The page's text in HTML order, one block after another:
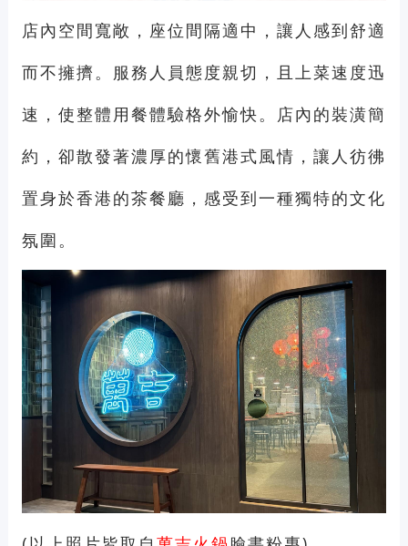
店內空間寬敞，座位間隔適中，讓人感到舒適
而不擁擠。服務人員態度親切，且上菜速度迅
速，使整體用餐體驗格外愉快。店內的裝潢簡
約，卻散發著濃厚的懷舊港式風情，讓人彷彿
置身於香港的茶餐廳，感受到一種獨特的文化
氛圍。